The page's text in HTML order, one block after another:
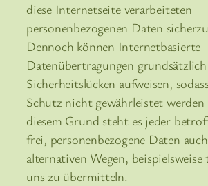
diese Internetseite verarbeiteten
personenbezogenen Daten
Dennoch können Internetbasierte
Datenübertragungen grundsätzlich
Sicherheitslücken aufweisen,
Schutz nicht gewährleistet werden
diesem Grund steht es jeder
frei, personenbezogene Daten
alternativen Wegen, beispielsweise
uns zu übermitteln.